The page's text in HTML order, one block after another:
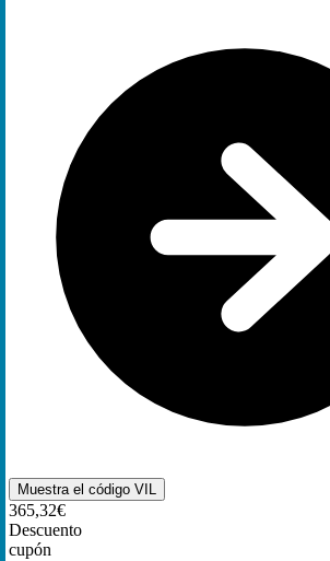
Muestra el código VIL
365,32€
Descuento
cupón